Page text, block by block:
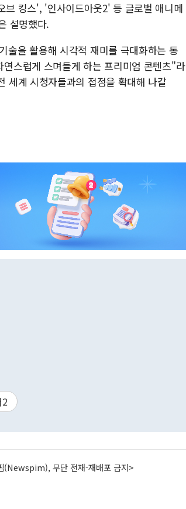
킹스', '인사이드아웃2' 등 글로벌 애니메
설명했다.
술을 활용해 시각적 재미를 극대화하는 동
스럽게 스며들게 하는 프리미엄 콘텐츠"라
세계 시청자들과의 접점을 확대해 나갈
2
(Newspim), 무단 전재-재배포 금지>